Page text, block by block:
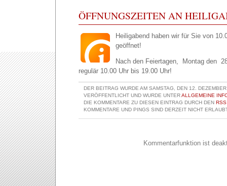
ÖFFNUNGSZEITEN AN
Heiligabend haben wir für Sie von
geöffnet!
Nach den Feiertagen, Montag den
regulär 10.00 Uhr bis 19.00 Uhr!
DER BEITRAG WURDE AM SAMSTAG, DEN 12.
VERÖFFENTLICHT UND WURDE UNTERALLGEMEINE
DIE KOMMENTARE ZU DIESEN EINTRAG DURCH DEN
KOMMENTARE UND PINGS SIND DERZEIT NICHT
Kommentarfunktion ist